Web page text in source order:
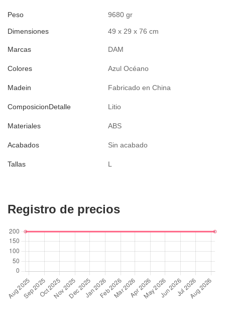
Peso 9680 gr
Dimensiones 49 x 29 x 76 cm
Marcas DAM
Colores Azul Océano
Madein Fabricado en China
ComposicionDetalle Litio
Materiales ABS
Acabados Sin acabado
Tallas L
Registro de precios